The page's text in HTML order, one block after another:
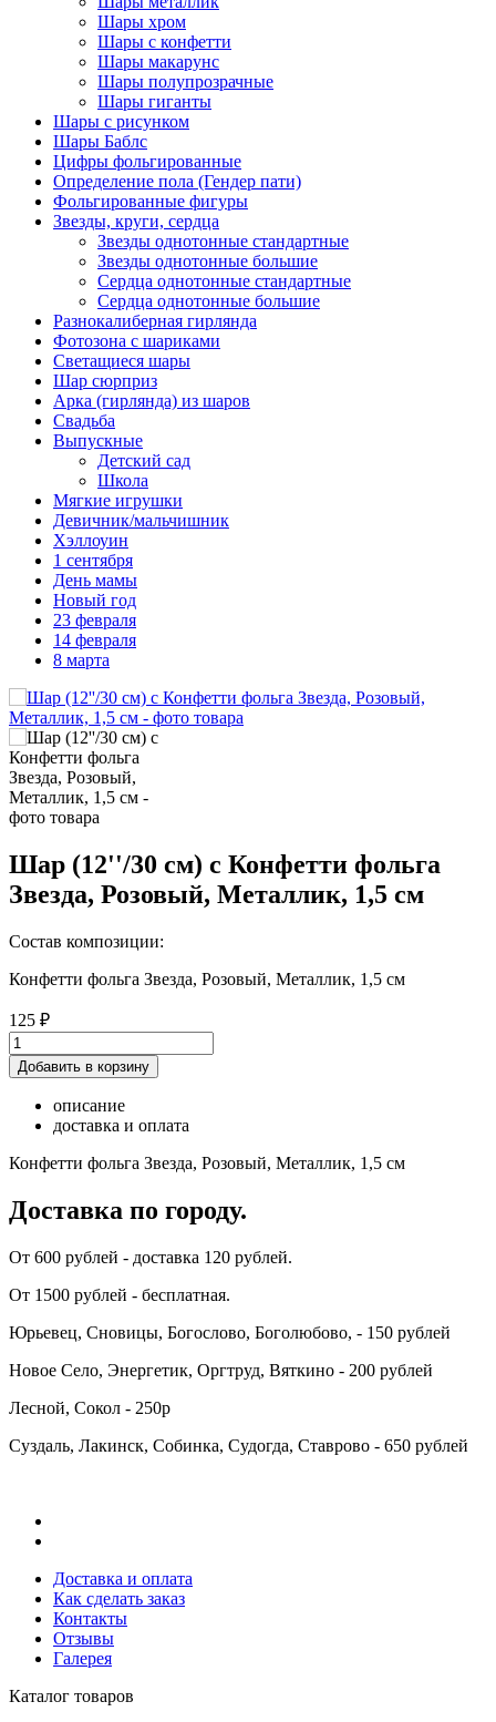
Шары хром
Шары с конфетти
Шары макарунс
Шары полупрозрачные
Шары гиганты
Шары с рисунком
Шары Баблс
Цифры фольгированные
Определение пола (Гендер пати)
Фольгированные фигуры
Звезды, круги, сердца
Звезды однотонные стандартные
Звезды однотонные большие
Сердца однотонные стандартные
Сердца однотонные большие
Разнокалиберная гирлянда
Фотозона с шариками
Светащиеся шары
Шар сюрприз
Арка (гирлянда) из шаров
Свадьба
Выпускные
Детский сад
Школа
Мягкие игрушки
Девичник/мальчишник
Хэллоуин
1 сентября
День мамы
Новый год
23 февраля
14 февраля
8 марта
Шар (12''/30 см) с Конфетти фольга
Звезда, Розовый, Металлик, 1,5 см
Состав композиции:
Конфетти фольга Звезда, Розовый, Металлик, 1,5 см
125 ₽
Добавить в корзину
описание
доставка и оплата
Конфетти фольга Звезда, Розовый, Металлик, 1,5 см
Доставка по городу.
От 600 рублей - доставка 120 рублей.
От 1500 рублей - бесплатная.
Юрьевец, Сновицы, Богослово, Боголюбово, - 150 рублей
Новое Село, Энергетик, Оргтруд, Вяткино - 200 рублей
Лесной, Сокол - 250р
Суздаль, Лакинск, Собинка, Судогда, Ставрово - 650 рублей
Доставка и оплата
Как сделать заказ
Контакты
Отзывы
Галерея
Каталог товаров